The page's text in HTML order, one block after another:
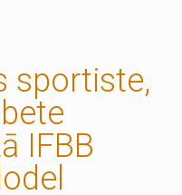
sportiste,
IFBB